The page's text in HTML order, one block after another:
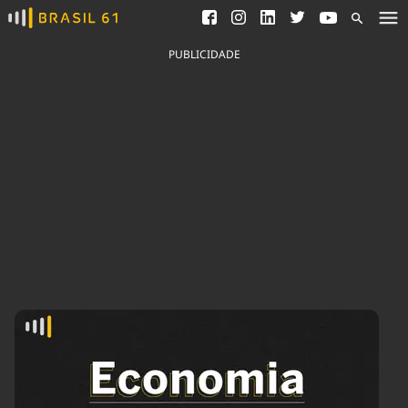
Ver todas as notícias
Saneamento
Indicadores
Agronegócios
Economia
Educação
Podcast
Política
Saúde
PUBLICIDADE